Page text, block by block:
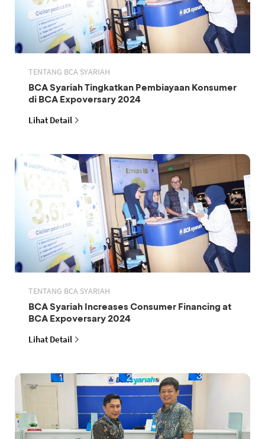
TENTANG BCA SYARIAH
BCA Syariah Tingkatkan Pembiayaan Konsumer
di BCA Expoversary 2024
Lihat Detail
TENTANG BCA SYARIAH
BCA Syariah Increases Consumer Financing at
BCA Expoversary 2024
Lihat Detail